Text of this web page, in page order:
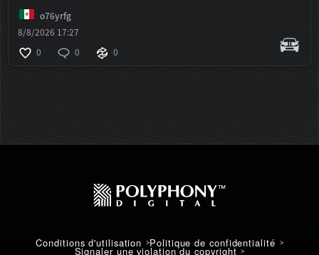
o76yrfg
8/8/2026 17:27
0
0 0
Conditions d'utilisation Politique de confidentialité
Signaler une violation du copyright